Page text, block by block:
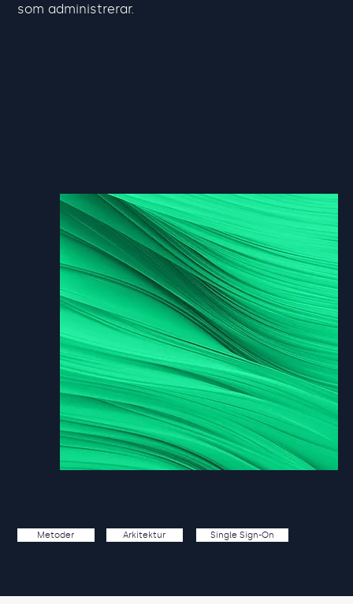
som administrerar.
Metoder Arkitektur Single Sign-On